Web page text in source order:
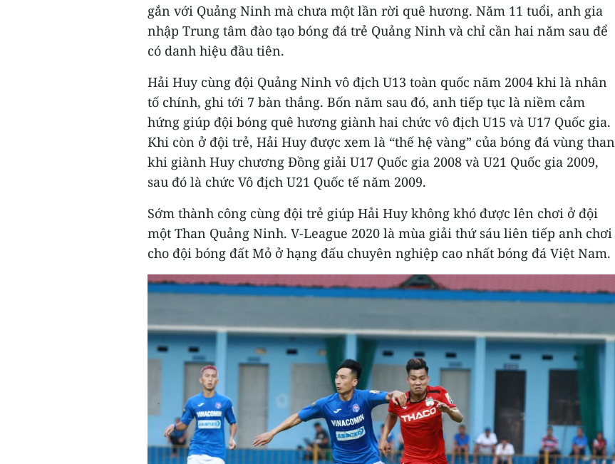
gắn với Quảng Ninh mà chưa một lần rời quê hương. Năm 11 tuổi, anh gia
nhập Trung tâm đào tạo bóng đá trẻ Quảng Ninh và chỉ cần hai năm sau để
có danh hiệu đầu tiên.
Hải Huy cùng đội Quảng Ninh vô địch U13 toàn quốc năm 2004 khi là nhân
tố chính, ghi tới 7 bàn thắng. Bốn năm sau đó, anh tiếp tục là niềm cảm
hứng giúp đội bóng quê hương giành hai chức vô địch U15 và U17 Quốc gia.
Khi còn ở đội trẻ, Hải Huy được xem là “thế hệ vàng” của bóng đá vùng than
khi giành Huy chương Đồng giải U17 Quốc gia 2008 và U21 Quốc gia 2009,
sau đó là chức Vô địch U21 Quốc tế năm 2009.
Sớm thành công cùng đội trẻ giúp Hải Huy không khó được lên chơi ở đội
một Than Quảng Ninh. V-League 2020 là mùa giải thứ sáu liên tiếp anh chơi
cho đội bóng đất Mỏ ở hạng đấu chuyên nghiệp cao nhất bóng đá Việt Nam.